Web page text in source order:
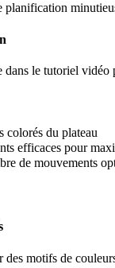
planification
dans le tutoriel
colorés du plateau
efficaces pour
de mouvements
motifs de